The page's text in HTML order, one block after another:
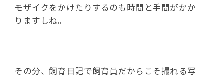
モザイクをかけたりするのも時間と手間がかか
りますしね。
その分、飼育日記で飼育員だからこそ撮れる写